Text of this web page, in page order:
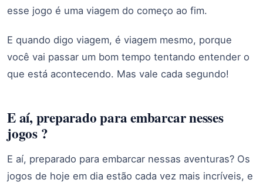
esse jogo é uma viagem do começo ao fim.
E quando digo viagem, é viagem mesmo, porque
você vai passar um bom tempo tentando entender o
que está acontecendo. Mas vale cada segundo!
E aí, preparado para embarcar nesses
jogos ?
E aí, preparado para embarcar nessas aventuras? Os
jogos de hoje em dia estão cada vez mais incríveis, e